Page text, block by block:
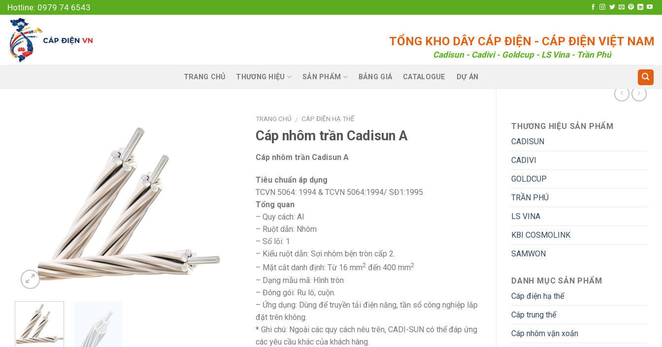
Skip
to
content
Hotline: 0979 74 6543
TỔNG KHO DÂY CÁP ĐIỆN - CÁP ĐIỆN VIỆT NAM
Cadisun - Cadivi - Goldcup - LS Vina - Trần Phú
TRANG CHỦ THƯƠNG HIỆU SẢN PHẨM BẢNG GIÁ CATALOGUE DỰ ÁN
THƯƠNG HIỆU SẢN PHẨM
CADISUN
CADIVI
GOLDCUP
TRẦN PHÚ
LS VINA
KBI COSMOLINK
SAMWON
DANH MỤC SẢN PHẨM
Cáp điện hạ thế
Cáp trung thế
Cáp nhôm vặn xoắn
TRANG CHỦ / CÁP ĐIỆN HẠ THẾ
Cáp nhôm trần Cadisun A
Cáp nhôm trần Cadisun A
Tiêu chuẩn áp dụng
TCVN 5064: 1994 & TCVN 5064:1994/ SĐ1:1995
Tổng quan
– Quy cách: Al
– Ruột dẫn: Nhôm
– Số lõi: 1
– Kiểu ruột dẫn: Sợi nhôm bện tròn cấp 2.
– Mặt cắt danh định: Từ 16 mm2đến 400 mm2
– Dạng mẫu mã: Hình tròn
– Đóng gói: Ru lô, cuộn.
– Ứng dụng: Dùng để truyền tải điện năng, tần số công nghiệp lắp
đặt trên không.
* Ghi chú: Ngoài các quy cách nêu trên, CADI-SUN có thể đáp ứng
các yêu cầu khác của khách hàng.